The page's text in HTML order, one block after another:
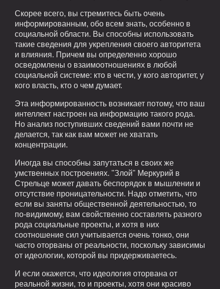
Скорее всего, вы стремитесь быть очень
информированным, обо всем знать, особенно в
социальной области. Вы способны использовать
такие сведения для укрепления своего авторитета
и влияния. Причем вы определенно хорошо
осведомлены о взаимоотношениях в любой
социальной системе: кто в чести, у кого авторитет, у
кого власть, кто о чем думает.
Эта информированность возникает потому, что ваш
интеллект настроен на информацию такого рода.
Но анализ поступивших сведений вами почти не
делается, так как вам может не хватать
концентрации.
Иногда вы способны запутаться в своих же
умственных построениях. "Злой" Меркурий в
Стрельце может давать беспорядок в мышлении и
отсутствие проницательности. Надо отметить, что
если вы заняты общественной деятельностью, то
по-видимому, вам свойственно составлять разного
рода социальные проекты, и хотя в них
соотношение сил учитывается очень тонко, они
часто оторваны от реальности, поскольку зависимы
от идеологии, которой вы придерживаетесь.
И если окажется, что идеология оторвана от
реальной жизни, то и проекты, хотя они красиво